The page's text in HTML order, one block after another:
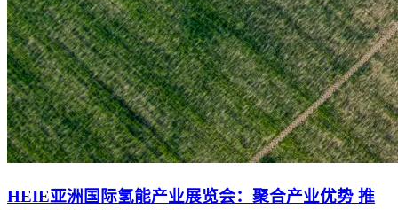
HEIE亚洲国际氢能产业展览会：聚合产业优势 推